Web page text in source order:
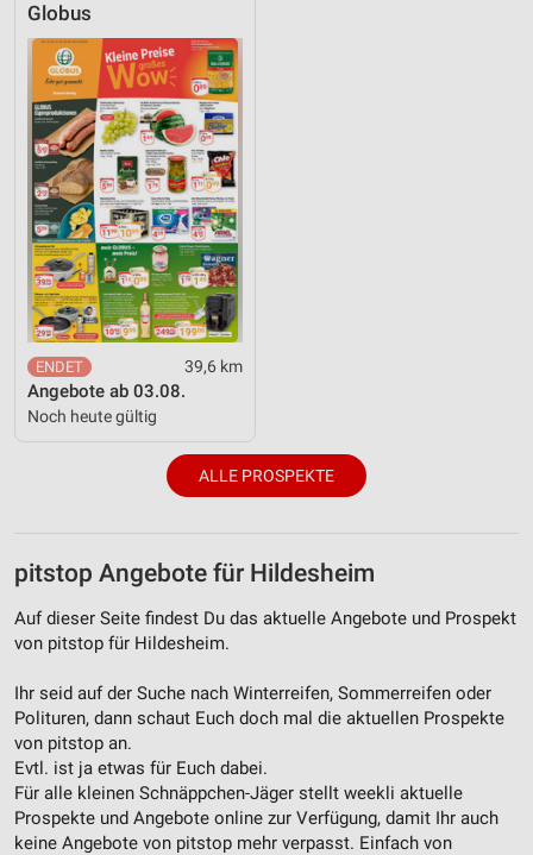
Globus
39,6 km
Angebote ab 03.08.
Noch heute gültig
ALLE PROSPEKTE
pitstop Angebote für Hildesheim
Auf dieser Seite findest Du das aktuelle Angebote und Prospekt
von pitstop für Hildesheim.
Ihr seid auf der Suche nach Winterreifen, Sommerreifen oder
Polituren, dann schaut Euch doch mal die aktuellen Prospekte
von pitstop an.
Evtl. ist ja etwas für Euch dabei.
Für alle kleinen Schnäppchen-Jäger stellt weekli aktuelle
Prospekte und Angebote online zur Verfügung, damit Ihr auch
keine Angebote von pitstop mehr verpasst. Einfach von